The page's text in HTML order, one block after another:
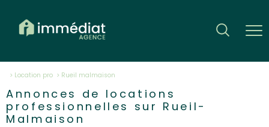
Location pro rueil malmaison
Annonces de locations
professionnelles sur Rueil-
Malmaison